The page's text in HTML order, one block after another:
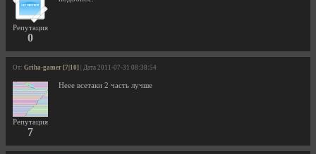
Репутация
0
От: Griha-gamer [7|10] | Дата 2011-07-31 08:38:54
Репутация
7
Неее всетаки 2 часть лучше